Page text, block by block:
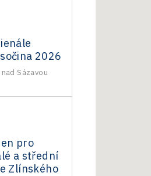
2026
Sázavou
pro
a střední
Zlínského